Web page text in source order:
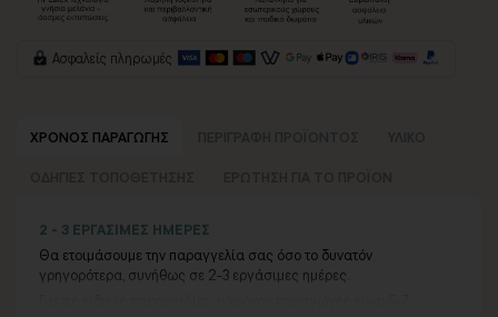
Ασφαλείς πληρωμές
ΧΡΟΝΟΣ ΠΑΡΑΓΩΓΗΣ
2 - 3 ΕΡΓΑΣΙΜΕΣ ΗΜΕΡΕΣ
Θα ετοιμάσουμε την παραγγελία σας όσο το δυνατόν
γρηγορότερα, συνήθως σε 2-3 εργάσιμες ημέρες.